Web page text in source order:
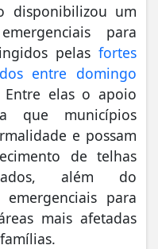
disponibilizou um
para
pelas fortes
entre domingo
Entre elas o apoio
que municípios
e possam
de telhas
além do
para
mais afetadas